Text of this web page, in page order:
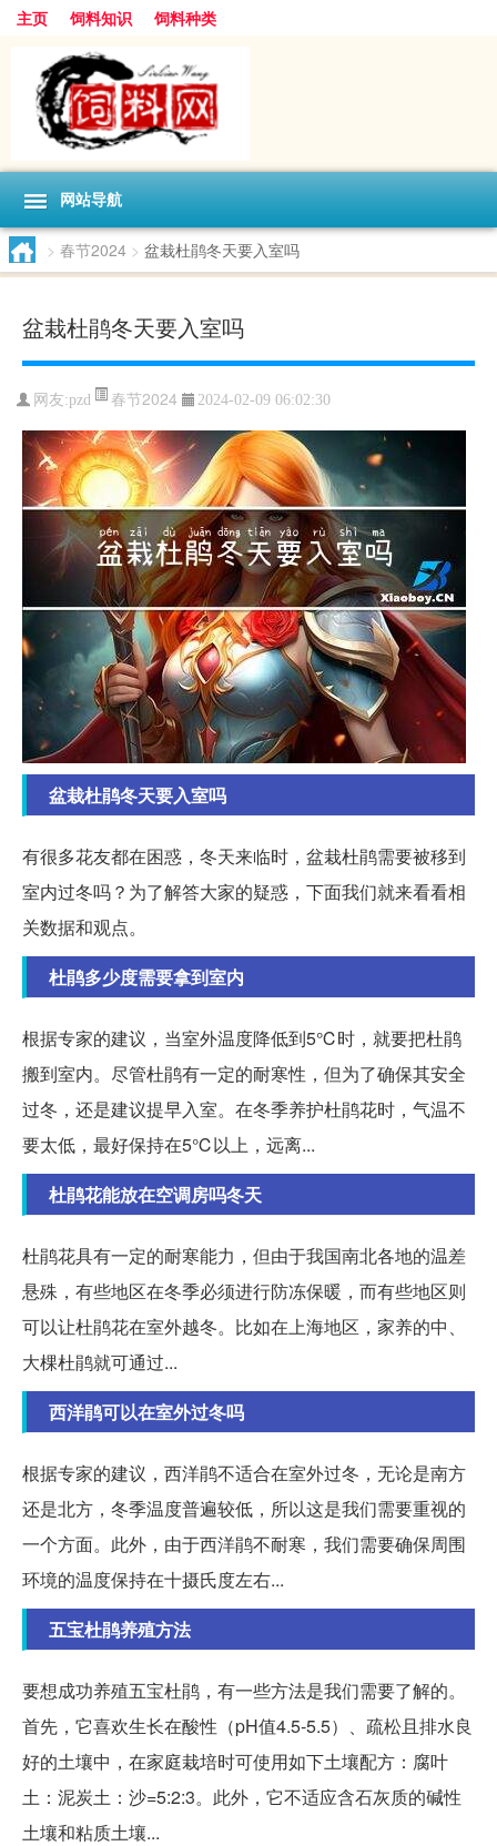
主页 饲料知识 饲料种类
网站导航
> 春节2024 > 盆栽杜鹃冬天要入室吗
盆栽杜鹃冬天要入室吗
网友:pzd 春节2024 2024-02-09 06:02:30
盆栽杜鹃冬天要入室吗
有很多花友都在困惑，冬天来临时，盆栽杜鹃需要被移到
室内过冬吗？为了解答大家的疑惑，下面我们就来看看相
关数据和观点。
杜鹃多少度需要拿到室内
根据专家的建议，当室外温度降低到5℃时，就要把杜鹃
搬到室内。尽管杜鹃有一定的耐寒性，但为了确保其安全
过冬，还是建议提早入室。在冬季养护杜鹃花时，气温不
要太低，最好保持在5℃以上，远离...
杜鹃花能放在空调房吗冬天
杜鹃花具有一定的耐寒能力，但由于我国南北各地的温差
悬殊，有些地区在冬季必须进行防冻保暖，而有些地区则
可以让杜鹃花在室外越冬。比如在上海地区，家养的中、
大棵杜鹃就可通过...
西洋鹃可以在室外过冬吗
根据专家的建议，西洋鹃不适合在室外过冬，无论是南方
还是北方，冬季温度普遍较低，所以这是我们需要重视的
一个方面。此外，由于西洋鹃不耐寒，我们需要确保周围
环境的温度保持在十摄氏度左右...
五宝杜鹃养殖方法
要想成功养殖五宝杜鹃，有一些方法是我们需要了解的。
首先，它喜欢生长在酸性（pH值4.5-5.5）、疏松且排水良
好的土壤中，在家庭栽培时可使用如下土壤配方：腐叶
土：泥炭土：沙=5:2:3。此外，它不适应含石灰质的碱性
土壤和粘质土壤...